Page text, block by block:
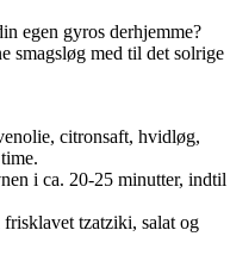
egen gyros derhjemme?
smagsløg med til det solrige
citronsaft, hvidløg,
i ca. 20-25 minutter, indtil
tzatziki, salat og